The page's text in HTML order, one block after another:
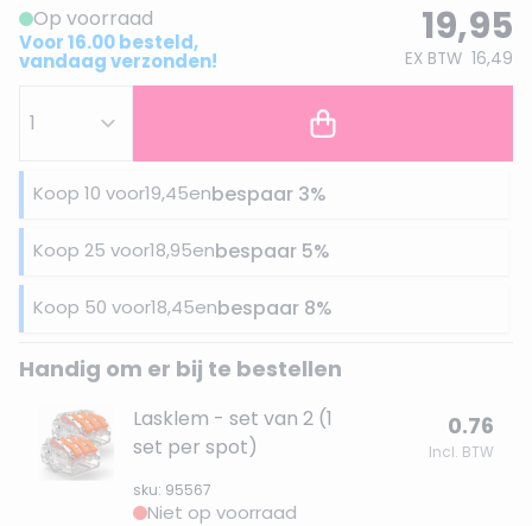
Op voorraad
Voor 16.00 besteld,
vandaag verzonden!
19,95
EX BTW 16,49
Koop 10 voor19,45enbespaar 3%
Koop 25 voor18,95enbespaar 5%
Koop 50 voor18,45enbespaar 8%
Handig om er bij te bestellen
Lasklem - set van 2 (1
set per spot)
sku: 95567
0.76
Incl. BTW
Niet op voorraad